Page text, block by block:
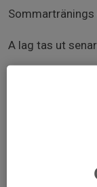
Sommartränings
A lag tas ut
Svara på
Meddela dagen
Planerad
Blir man sjuk